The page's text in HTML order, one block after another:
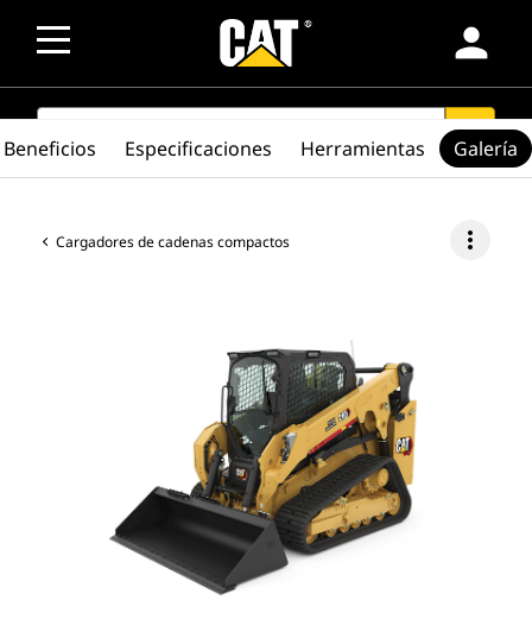
person
SEARCH search
Cargadores de cadenas compactos more_vert
Beneficios Especificaciones Herramientas Galería